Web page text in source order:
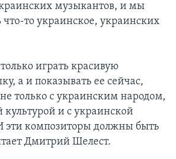
музыкантов, и мы
что-то украинское, украинских
играть красивую
а и показывать ее сейчас,
только с украинским народом,
культурой и с украинской
эти композиторы должны быть
Дмитрий Шелест.